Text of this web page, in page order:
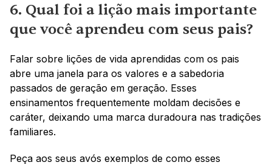
6. Qual foi a lição mais importante
que você aprendeu com seus pais?
Falar sobre lições de vida aprendidas com os pais
abre uma janela para os valores e a sabedoria
passados de geração em geração. Esses
ensinamentos frequentemente moldam decisões e
caráter, deixando uma marca duradoura nas tradições
familiares.
Peça aos seus avós exemplos de como esses